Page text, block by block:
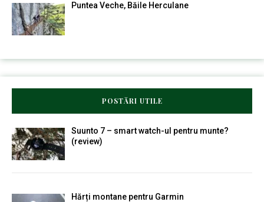
Puntea Veche, Băile Herculane
POSTĂRI UTILE
Suunto 7 – smart watch-ul pentru munte?
(review)
Hărți montane pentru Garmin